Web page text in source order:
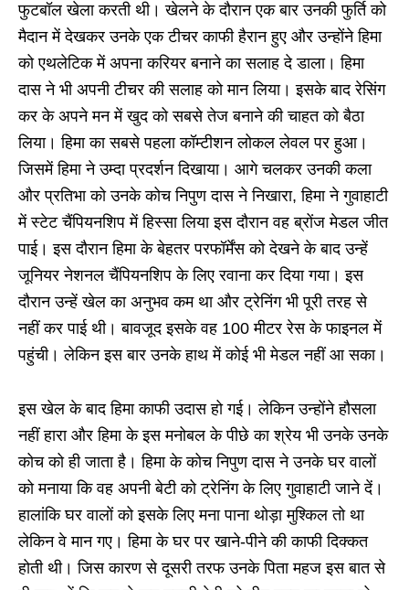
फुटबॉल खेला करती थी। खेलने के दौरान एक बार उनकी फुर्ति को
मैदान में देखकर उनके एक टीचर काफी हैरान हुए और उन्होंने हिमा
को एथलेटिक में अपना करियर बनाने का सलाह दे डाला। हिमा
दास ने भी अपनी टीचर की सलाह को मान लिया। इसके बाद रेसिंग
कर के अपने मन में खुद को सबसे तेज बनाने की चाहत को बैठा
लिया। हिमा का सबसे पहला कॉम्टीशन लोकल लेवल पर हुआ।
जिसमें हिमा ने उम्दा प्रदर्शन दिखाया। आगे चलकर उनकी कला
और प्रतिभा को उनके कोच निपुण दास ने निखारा, हिमा ने गुवाहाटी
में स्टेट चैंपियनशिप में हिस्सा लिया इस दौरान वह ब्रोंज मेडल जीत
पाई। इस दौरान हिमा के बेहतर परफॉर्मेंस को देखने के बाद उन्हें
जूनियर नेशनल चैंपियनशिप के लिए रवाना कर दिया गया। इस
दौरान उन्हें खेल का अनुभव कम था और ट्रेनिंग भी पूरी तरह से
नहीं कर पाई थी। बावजूद इसके वह 100 मीटर रेस के फाइनल में
पहुंची। लेकिन इस बार उनके हाथ में कोई भी मेडल नहीं आ सका।
इस खेल के बाद हिमा काफी उदास हो गई। लेकिन उन्होंने हौसला
नहीं हारा और हिमा के इस मनोबल के पीछे का श्रेय भी उनके उनके
कोच को ही जाता है। हिमा के कोच निपुण दास ने उनके घर वालों
को मनाया कि वह अपनी बेटी को ट्रेनिंग के लिए गुवाहाटी जाने दें।
हालांकि घर वालों को इसके लिए मना पाना थोड़ा मुश्किल तो था
लेकिन वे मान गए। हिमा के घर पर खाने-पीने की काफी दिक्कत
होती थी। जिस कारण से दूसरी तरफ उनके पिता महज इस बात से